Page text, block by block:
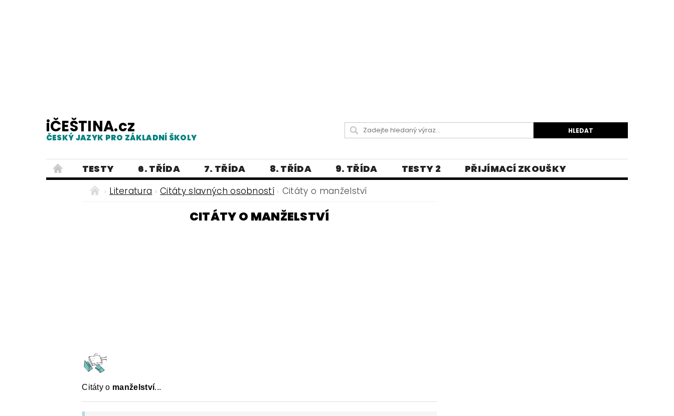
iČEŠTINA.cz
ČESKÝ JAZYK PRO ZÁKLADNÍ ŠKOLY
TESTY 6. TŘÍDA 7. TŘÍDA 8. TŘÍDA 9. TŘÍDA TESTY 2
PŘIJÍMACÍ ZKOUŠKY
PRAVOPIS
PRACOVNÍ LISTY LITERATURA JAZYKOVĚDNÝ SLOVNÍČEK
ČEŠTINA PRO UKRAJINCE - ЧЕСЬКА МОВА ДЛЯ УКРАЇНЦІВ
Literatura Citáty slavných osobností Citáty o manželství
CITÁTY O MANŽELSTVÍ
Citáty o manželství...